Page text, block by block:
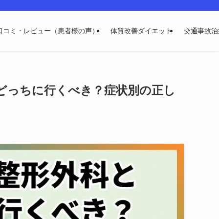
コミ・レビュー（患者様の声） 体質改善ダイエット 交通事故
っちに行くべき？症状別の正し